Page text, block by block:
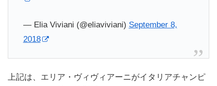
— Elia Viviani (@eliaviviani) September 8,
2018
上記は、エリア・ヴィヴィアーニがイタリアチャンピ